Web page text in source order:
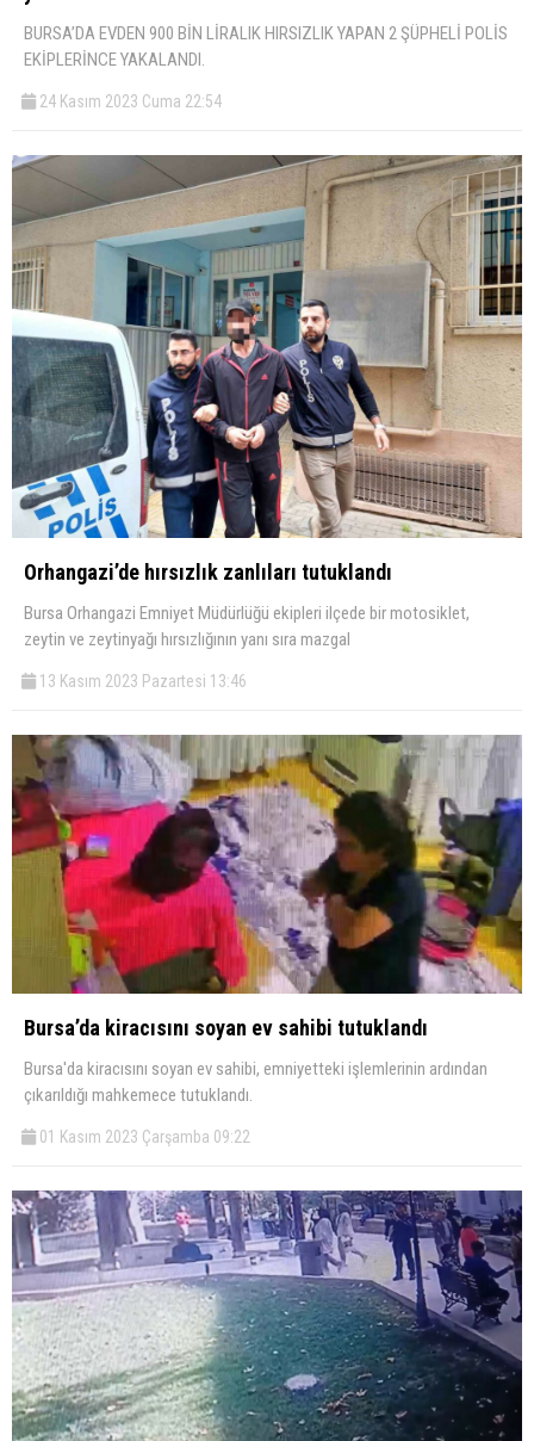
BURSA’DA EVDEN 900 BİN LİRALIK HIRSIZLIK YAPAN 2 ŞÜPHELİ POLİS
EKİPLERİNCE YAKALANDI.
24 Kasım 2023 Cuma 22:54
Orhangazi’de hırsızlık zanlıları tutuklandı
Bursa Orhangazi Emniyet Müdürlüğü ekipleri ilçede bir motosiklet,
zeytin ve zeytinyağı hırsızlığının yanı sıra mazgal
13 Kasım 2023 Pazartesi 13:46
Bursa’da kiracısını soyan ev sahibi tutuklandı
Bursa'da kiracısını soyan ev sahibi, emniyetteki işlemlerinin ardından
çıkarıldığı mahkemece tutuklandı.
01 Kasım 2023 Çarşamba 09:22